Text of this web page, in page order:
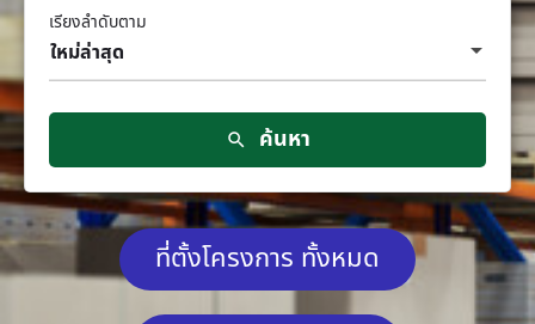
ใหม่ล่าสุด
เรียงลำดับตาม
ค้นหา
ที่ตั้งโครงการ ทั้งหมด